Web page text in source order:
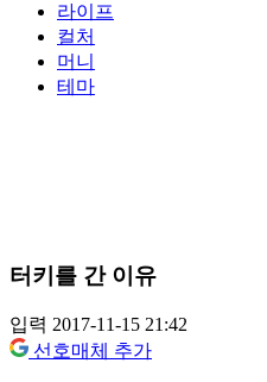
라이프
컬처
머니
테마
터키를 간 이유
입력 2017-11-15 21:42
선호매체 추가